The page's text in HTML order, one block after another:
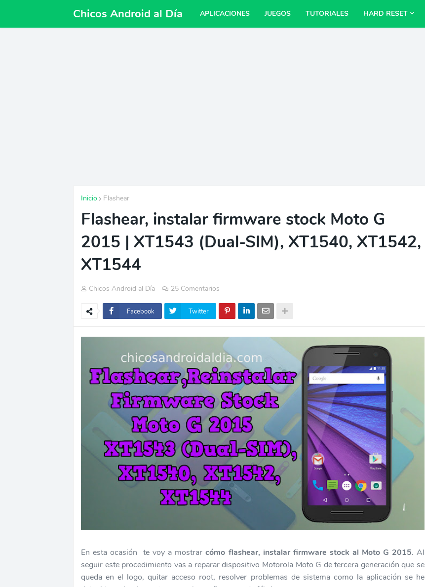
Chicos Android al Día APLICACIONES JUEGOS TUTORIALES HARD RESET
Inicio Flashear
Flashear, instalar firmware stock Moto G
2015 | XT1543 (Dual-SIM), XT1540, XT1542,
XT1544
Chicos Android al Día 25 Comentarios
Facebook Twitter
En esta ocasión te voy a mostrarcómo flashear, instalar firmware stock al Moto G 2015. Al
seguir este procedimiento vas a reparar dispositivo Motorola Moto G de tercera generación que se
queda en el logo, quitar acceso root, resolver problemas de sistema como la aplicación se he